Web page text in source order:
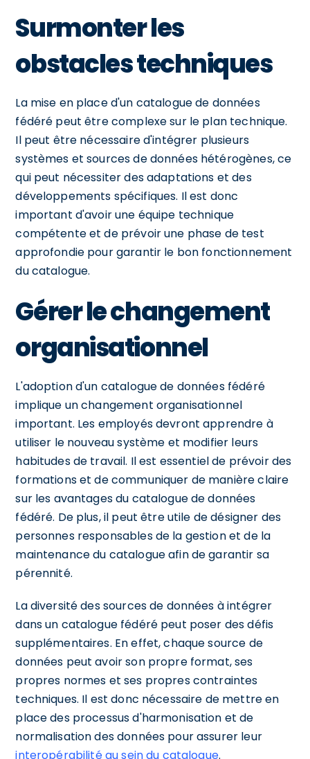
Surmonter les
obstacles techniques
La mise en place d'un catalogue de données
fédéré peut être complexe sur le plan technique.
Il peut être nécessaire d'intégrer plusieurs
systèmes et sources de données hétérogènes, ce
qui peut nécessiter des adaptations et des
développements spécifiques. Il est donc
important d'avoir une équipe technique
compétente et de prévoir une phase de test
approfondie pour garantir le bon fonctionnement
du catalogue.
Gérer le changement
organisationnel
L'adoption d'un catalogue de données fédéré
implique un changement organisationnel
important. Les employés devront apprendre à
utiliser le nouveau système et modifier leurs
habitudes de travail. Il est essentiel de prévoir des
formations et de communiquer de manière claire
sur les avantages du catalogue de données
fédéré. De plus, il peut être utile de désigner des
personnes responsables de la gestion et de la
maintenance du catalogue afin de garantir sa
pérennité.
La diversité des sources de données à intégrer
dans un catalogue fédéré peut poser des défis
supplémentaires. En effet, chaque source de
données peut avoir son propre format, ses
propres normes et ses propres contraintes
techniques. Il est donc nécessaire de mettre en
place des processus d'harmonisation et de
normalisation des données pour assurer leur
interopérabilité au sein du catalogue.